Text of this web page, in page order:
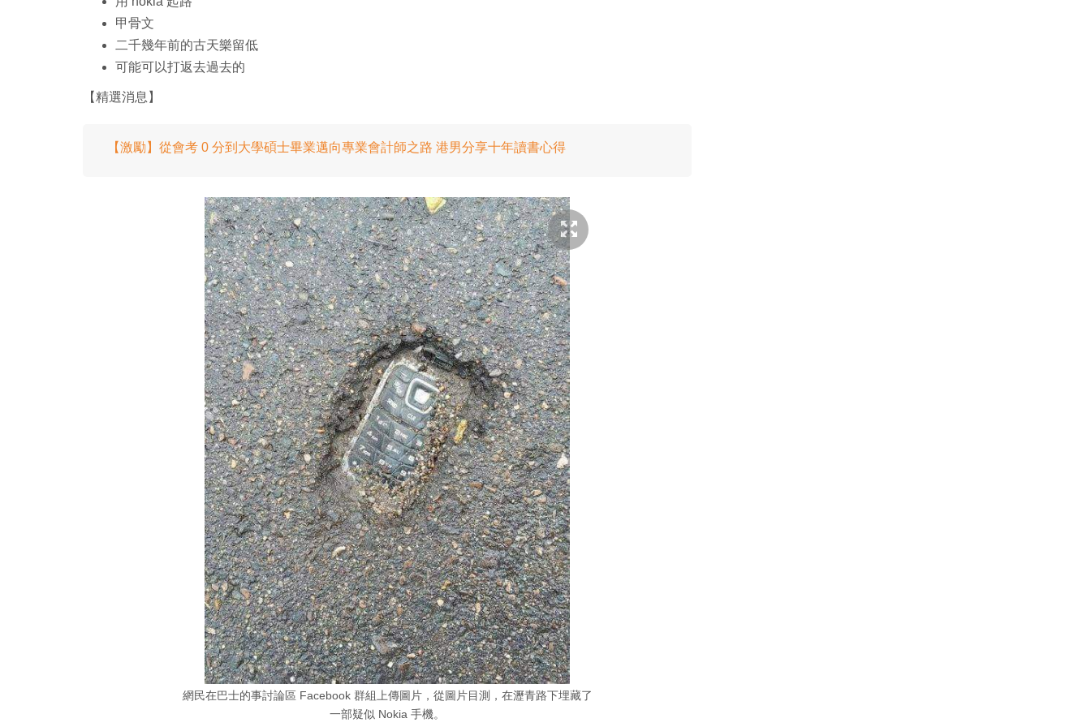
甲骨文
二千幾年前的古天樂留低
可能可以打返去過去的
【精選消息】
【激勵】從會考 0 分到大學碩士畢業邁向專業會計師之路 港男分享十年讀書心得
網民在巴士的事討論區 Facebook 群組上傳圖片，從圖片目測，在瀝青路下埋藏了
一部疑似 Nokia 手機。